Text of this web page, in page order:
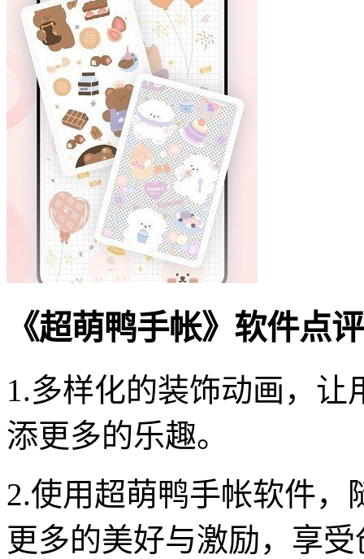
《超萌鸭手帐》软件点
1.多样化的装饰动画，
添更多的乐趣。
2.使用超萌鸭手帐软件
更多的美好与激励，享